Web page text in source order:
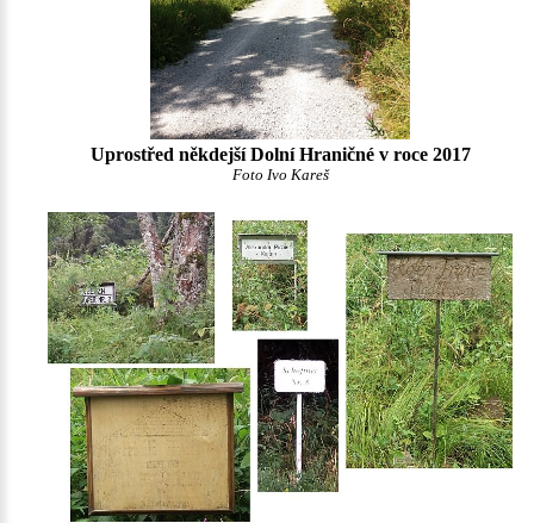
Uprostřed někdejší Dolní Hraničné v roce 2017
Foto Ivo Kareš